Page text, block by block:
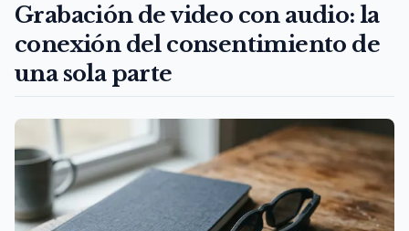
Grabación de video con audio: la
conexión del consentimiento de
una sola parte